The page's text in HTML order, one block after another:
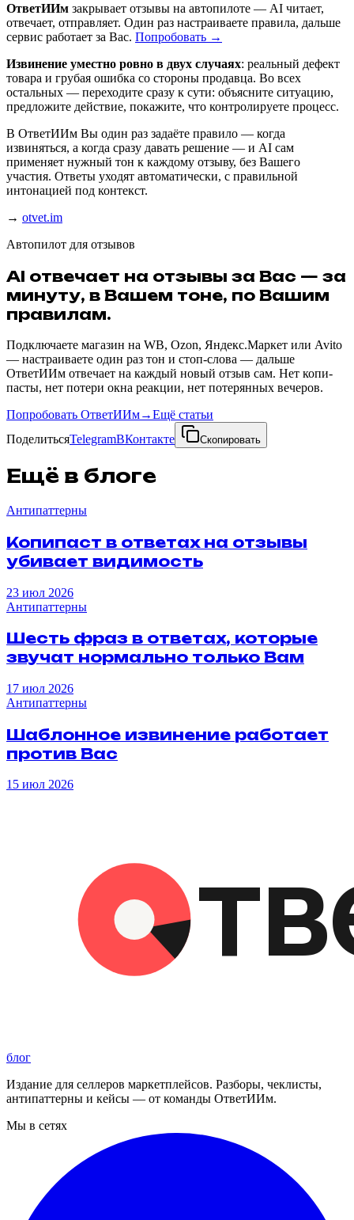
ОтветИИм закрывает отзывы на автопилоте — AI читает,
отвечает, отправляет. Один раз настраиваете правила, дальше
сервис работает за Вас. Попробовать →
Извинение уместно ровно в двух случаях: реальный дефект
товара и грубая ошибка со стороны продавца. Во всех
остальных — переходите сразу к сути: объясните ситуацию,
предложите действие, покажите, что контролируете процесс.
В ОтветИИм Вы один раз задаёте правило — когда
извиняться, а когда сразу давать решение — и AI сам
применяет нужный тон к каждому отзыву, без Вашего
участия. Ответы уходят автоматически, с правильной
интонацией под контекст.
→ otvet.im
Автопилот для отзывов
AI отвечает на отзывы за Вас — за
минуту, в Вашем тоне, по Вашим
правилам.
Подключаете магазин на WB, Ozon, Яндекс.Маркет или Avito
— настраиваете один раз тон и стоп-слова — дальше
ОтветИИм отвечает на каждый новый отзыв сам. Нет копи-
пасты, нет потери окна реакции, нет потерянных вечеров.
Попробовать ОтветИИм→Ещё статьи
ПоделитьсяTelegramВКонтакте Скопировать
Ещё в блоге
Антипаттерны
Копипаст в ответах на отзывы
убивает видимость
23 июл 2026
Антипаттерны
Шесть фраз в ответах, которые
звучат нормально только Вам
17 июл 2026
Антипаттерны
Шаблонное извинение работает
против Вас
15 июл 2026
блог
Издание для селлеров маркетплейсов. Разборы, чеклисты,
антипаттерны и кейсы — от команды ОтветИИм.
Мы в сетях